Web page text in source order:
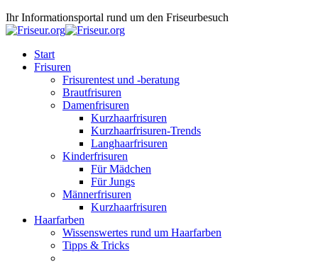
Ihr Informationsportal rund um den Friseurbesuch
Start
Frisuren
Frisurentest und -beratung
Brautfrisuren
Damenfrisuren
Kurzhaarfrisuren
Kurzhaarfrisuren-Trends
Langhaarfrisuren
Kinderfrisuren
Für Mädchen
Für Jungs
Männerfrisuren
Kurzhaarfrisuren
Haarfarben
Wissenswertes rund um Haarfarben
Tipps & Tricks